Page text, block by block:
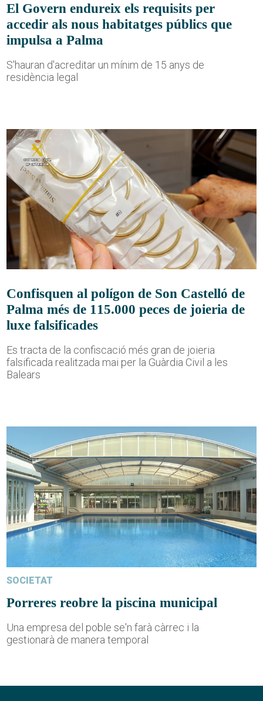
El Govern endureix els requisits per
accedir als nous habitatges públics que
impulsa a Palma
S'hauran d'acreditar un mínim de 15 anys de
residència legal
Confisquen al polígon de Son Castelló de
Palma més de 115.000 peces de joieria de
luxe falsificades
Es tracta de la confiscació més gran de joieria
falsificada realitzada mai per la Guàrdia Civil a les
Balears
SOCIETAT
Porreres reobre la piscina municipal
Una empresa del poble se'n farà càrrec i la
gestionarà de manera temporal